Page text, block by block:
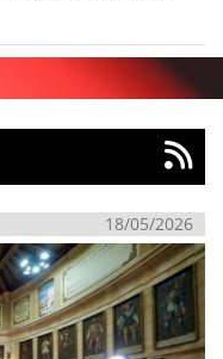
18/05/2026